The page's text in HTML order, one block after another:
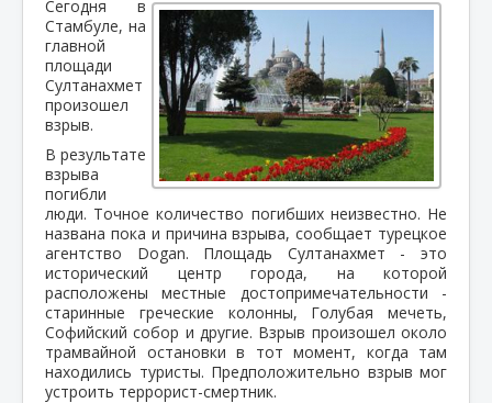
Сегодня в
Стамбуле, на
главной
площади
Султанахмет
произошел
взрыв.
В результате
взрыва
погибли
люди. Точное количество погибших неизвестно. Не
названа пока и причина взрыва, сообщает турецкое
агентство Dogan. Площадь Султанахмет - это
исторический центр города, на которой
расположены местные достопримечательности -
старинные греческие колонны, Голубая мечеть,
Софийский собор и другие. Взрыв произошел около
трамвайной остановки в тот момент, когда там
находились туристы. Предположительно взрыв мог
устроить террорист-смертник.